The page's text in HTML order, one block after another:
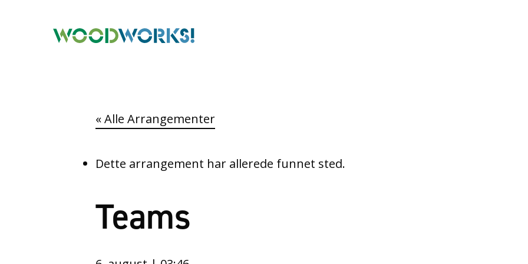
« Alle Arrangementer
Dette arrangement har allerede funnet sted.
Teams